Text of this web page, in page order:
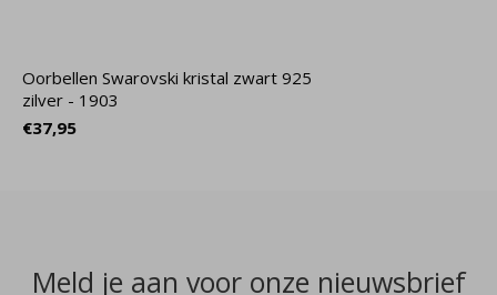
Oorbellen Swarovski kristal zwart 925
zilver - 1903
€37,95
Meld je aan voor onze nieuwsbrief